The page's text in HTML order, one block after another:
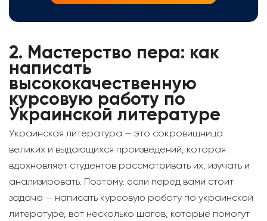
2. Мастерство пера: как
написать
высококачественную
курсовую работу по
Украинской литературе
Украинская литература — это сокровищница
великих и выдающихся произведений, которая
вдохновляет студентов рассматривать их, изучать и
анализировать. Поэтому. если перед вами стоит
задача — написать курсовую работу по украинской
литературе, вот несколько шагов, которые помогут